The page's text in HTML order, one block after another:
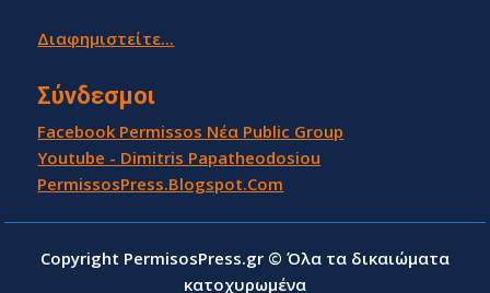
Διαφημιστείτε...
Σύνδεσμοι
Facebook Permissos Νέα Public Group
Youtube - Dimitris Papatheodosiou
PermissosPress.Blogspot.Com
Copyright PermisosPress.gr © Όλα τα δικαιώματα
κατοχυρωμένα